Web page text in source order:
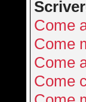
Come
Come
Come
Come